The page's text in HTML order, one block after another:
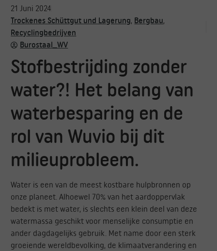
21 Juni 2024
Trockenes Schüttgut und Lagerung, Bergbau,
Recyclingbedrijven
Burostaal_WV
Stofbestrijding zonder
water?! Het belang van
waterbesparing en de
rol van Wuvio bij dit
milieuprobleem.
Water is een van de meest kostbare hulpbronnen op
onze planeet. Alhoewel 70% van het aardoppervlak
bedekt is met water, is slechts een klein deel van deze
watermassa geschikt voor menselijke consumptie en
ander dagdagelijks gebruik. Met name door een sterk
groeiende wereldbevolking, de klimaatverandering en